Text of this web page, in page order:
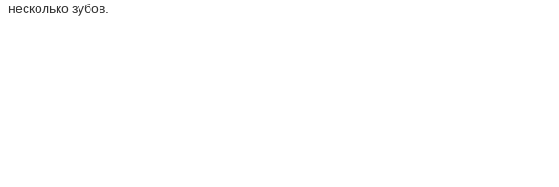
несколько зубов.